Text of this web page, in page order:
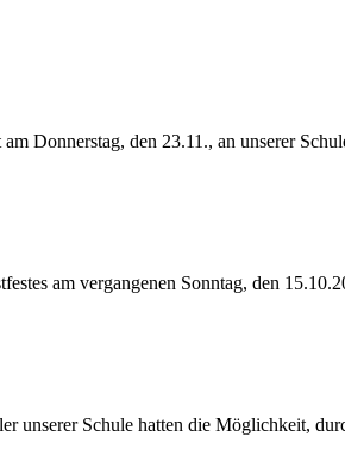
Donnerstag, den 23.11., an unserer
am vergangenen Sonntag, den
unserer Schule hatten die Möglichkeit,